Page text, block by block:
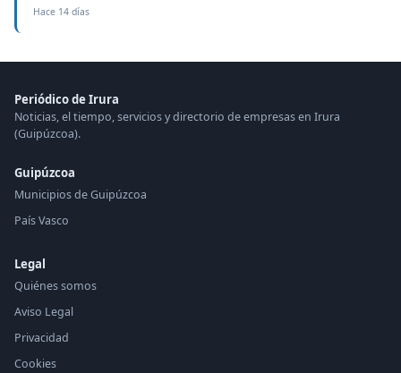
Hace 14 días
Periódico de Irura
Noticias, el tiempo, servicios y directorio de empresas en Irura
(Guipúzcoa).
Guipúzcoa
Municipios de Guipúzcoa
País Vasco
Legal
Quiénes somos
Aviso Legal
Privacidad
Cookies